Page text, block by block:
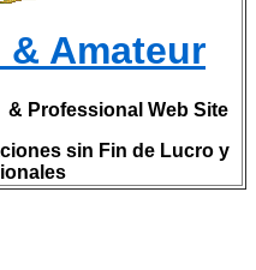
Amateur
Professional Web Site
sin Fin de Lucro y